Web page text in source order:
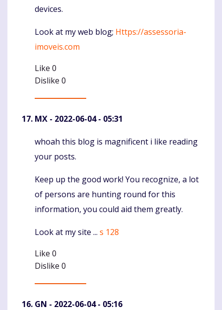
devices.
Look at my web blog; Https://assessoria-
imoveis.com
Like 0
Dislike 0
MX - 2022-06-04 - 05:31
Komentaras
whoah this blog is magnificent i like reading
your posts.
Keep up the good work! You recognize, a lot
of persons are hunting round for this
information, you could aid them greatly.
Look at my site ... s 128
Like 0
Dislike 0
GN - 2022-06-04 - 05:16